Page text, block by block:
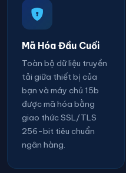
Mã Hóa Đầu Cuối
Toàn bộ dữ liệu truyền
tải giữa thiết bị của
bạn và máy chủ 15b
được mã hóa bằng
giao thức SSL/TLS
256-bit tiêu chuẩn
ngân hàng.